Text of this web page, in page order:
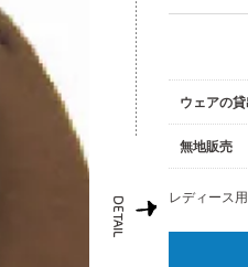
ウェアの
無地販売
レディース